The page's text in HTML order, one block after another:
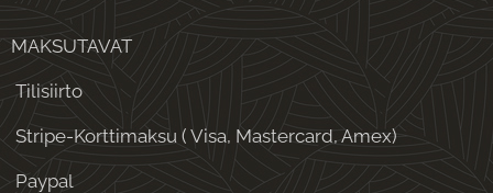
MAKSUTAVAT
Tilisiirto
Stripe-Korttimaksu ( Visa, Mastercard, Amex)
Paypal